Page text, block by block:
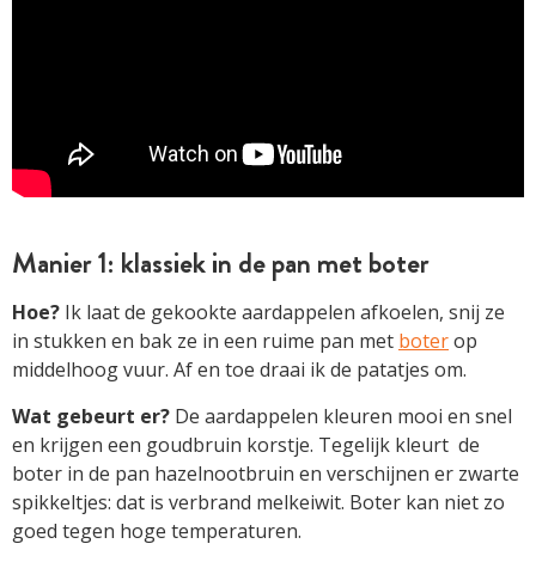
Manier 1: klassiek in de pan met boter
Hoe? Ik laat de gekookte aardappelen afkoelen, snij ze
in stukken en bak ze in een ruime pan met boterop
middelhoog vuur. Af en toe draai ik de patatjes om.
Wat gebeurt er? De aardappelen kleuren mooi en snel
en krijgen een goudbruin korstje. Tegelijk kleurt de
boter in de pan hazelnootbruin en verschijnen er zwarte
spikkeltjes: dat is verbrand melkeiwit. Boter kan niet zo
goed tegen hoge temperaturen.